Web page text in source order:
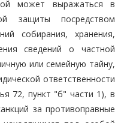
может выражаться в
защиты посредством
собирания, хранения,
сведений о частной
или семейную тайну,
ответственности
72, пункт "б" части 1), в
за противоправные